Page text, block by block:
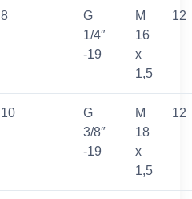
8
G
1/4″
-19
M
16
x
1,5
12
10
G
3/8″
-19
M
18
x
1,5
12